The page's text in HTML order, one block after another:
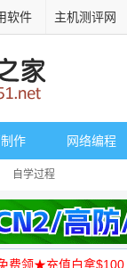
软件 主机测评网
作 网络编程
自学过程
费领★充值白拿$100